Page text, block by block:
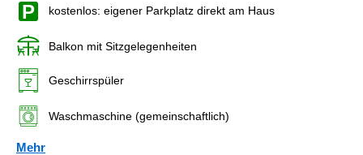
kostenlos: eigener Parkplatz direkt am Haus
Balkon mit Sitzgelegenheiten
Geschirrspüler
Waschmaschine (gemeinschaftlich)
Mehr